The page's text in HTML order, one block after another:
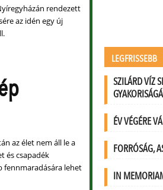
rendezett
az idén egy új
az élet nem áll le a
és csapadék
fennmaradására lehet
LEGFRISSEBB
SZILÁRD VÍZ
ÉV VÉGÉRE
FORRÓSÁG,
IN